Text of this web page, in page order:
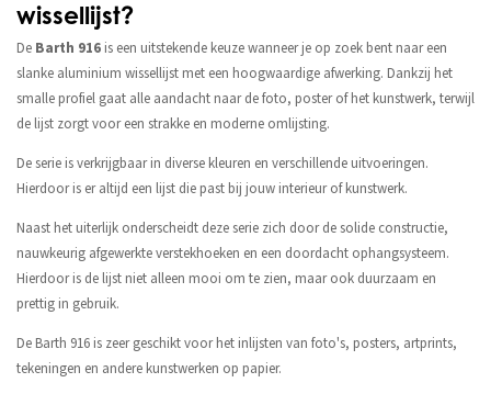
wissellijst?
De Barth 916is een uitstekende keuze wanneer je op zoek bent naar een
slanke aluminium wissellijst met een hoogwaardige afwerking. Dankzij het
smalle profiel gaat alle aandacht naar de foto, poster of het kunstwerk, terwijl
de lijst zorgt voor een strakke en moderne omlijsting.
De serie is verkrijgbaar in diverse kleuren en verschillende uitvoeringen.
Hierdoor is er altijd een lijst die past bij jouw interieur of kunstwerk.
Naast het uiterlijk onderscheidt deze serie zich door de solide constructie,
nauwkeurig afgewerkte verstekhoeken en een doordacht ophangsysteem.
Hierdoor is de lijst niet alleen mooi om te zien, maar ook duurzaam en
prettig in gebruik.
De Barth 916 is zeer geschikt voor het inlijsten van foto's, posters, artprints,
tekeningen en andere kunstwerken op papier.